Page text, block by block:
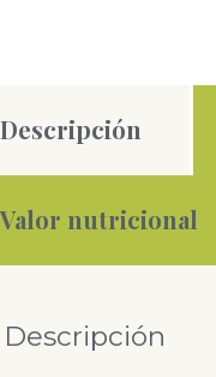
Descripción
Valor nutricional
Descripción